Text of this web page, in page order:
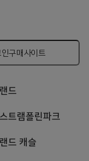
파크
험 키즈월드
드
트램폴린파크
드 캐슬